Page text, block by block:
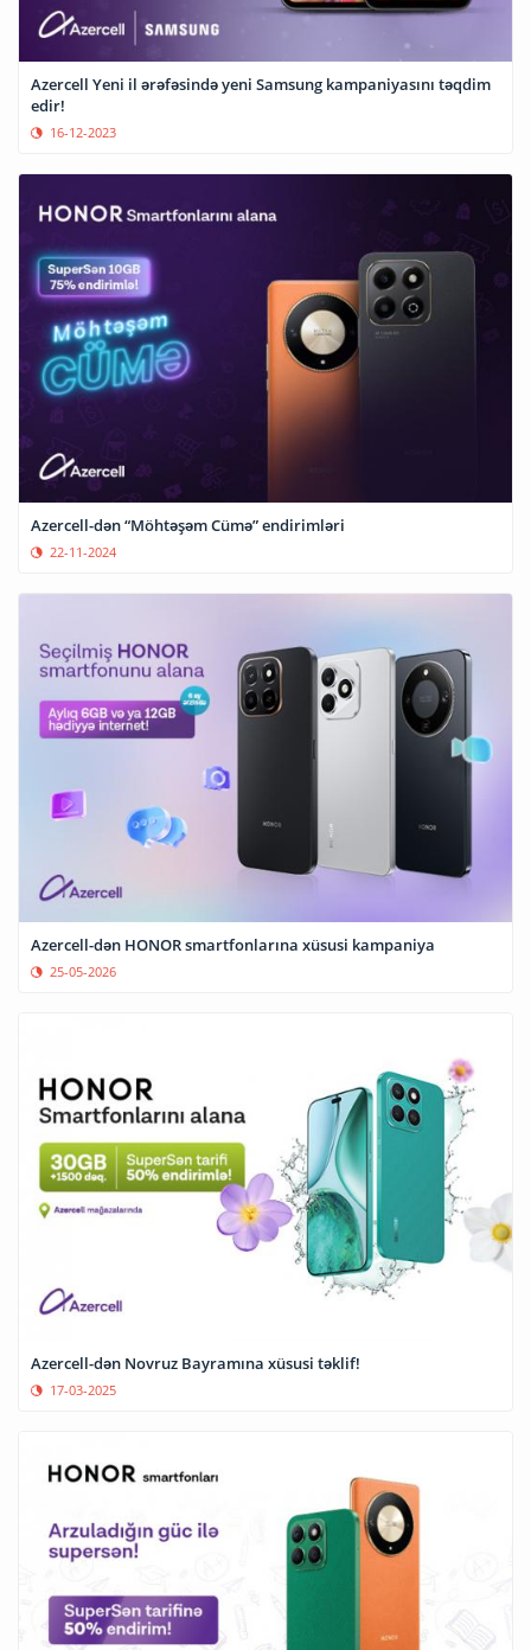
Azercell Yeni il ərəfəsində yeni Samsung kampaniyasını təqdim
16-12-2023
Azercell-dən “Möhtəşəm Cümə” endirimləri
22-11-2024
Azercell-dən HONOR smartfonlarına xüsusi kampaniya
25-05-2026
Azercell-dən Novruz Bayramına xüsusi təklif!
17-03-2025